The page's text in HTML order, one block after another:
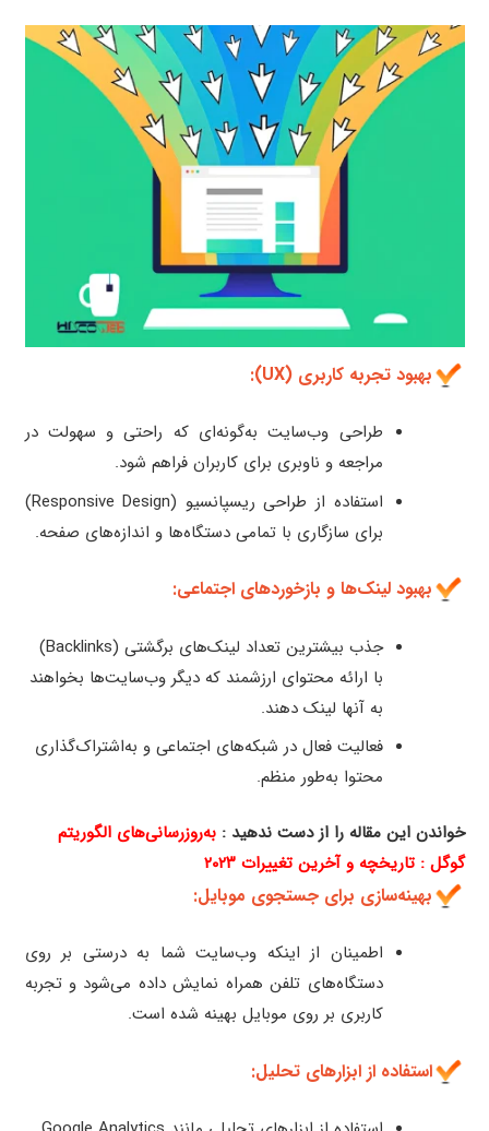
بهبود تجربه کاربری (UX):
طراحی وب‌سایت به‌گونه‌ای که راحتی و سهولت در
مراجعه و ناوبری برای کاربران فراهم شود.
استفاده از طراحی ریسپانسیو (Responsive Design)
برای سازگاری با تمامی دستگاه‌ها و اندازه‌های صفحه.
بهبود لینک‌ها و بازخوردهای اجتماعی:
جذب بیشترین تعداد لینک‌های برگشتی (Backlinks)
با ارائه محتوای ارزشمند که دیگر وب‌سایت‌ها بخواهند
به آنها لینک دهند.
فعالیت فعال در شبکه‌های اجتماعی و به‌اشتراک‌گذاری
محتوا به‌طور منظم.
خواندن این مقاله را از دست ندهید :به‌روزرسانی‌های الگوریتم
گوگل : تاریخچه و آخرین تغییرات ۲۰۲۳
بهینه‌سازی برای جستجوی موبایل:
اطمینان از اینکه وب‌سایت شما به درستی بر روی
دستگاه‌های تلفن همراه نمایش داده می‌شود و تجربه
کاربری بر روی موبایل بهینه شده است.
استفاده از ابزارهای تحلیل: